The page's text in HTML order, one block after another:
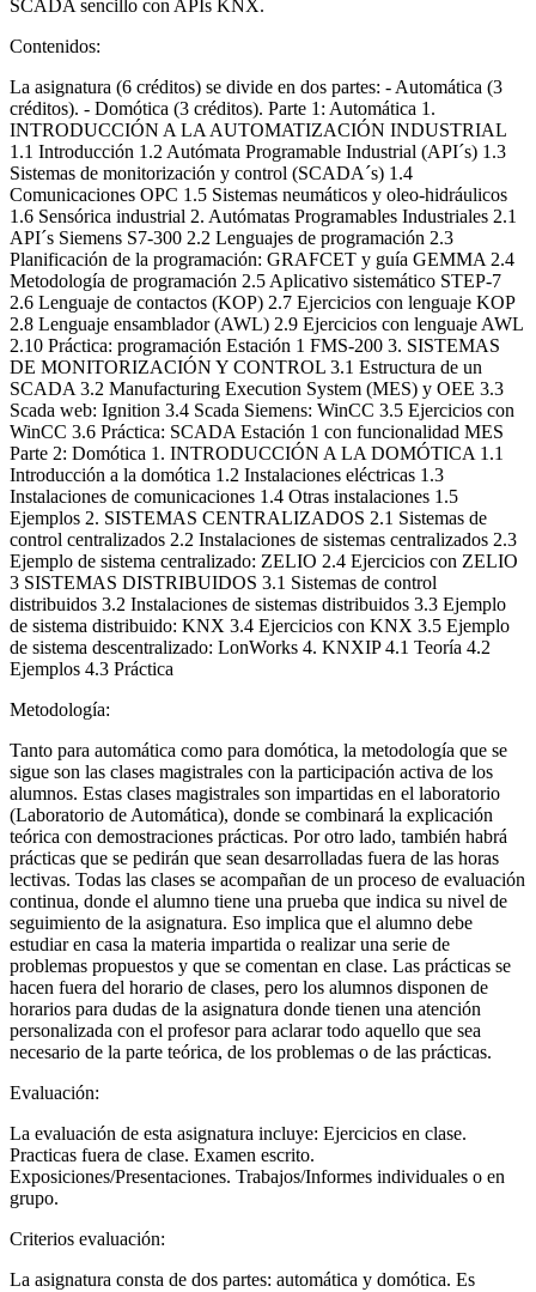
SCADA sencillo con APIs KNX.
Contenidos:
La asignatura (6 créditos) se divide en dos partes: - Automática (3
créditos). - Domótica (3 créditos). Parte 1: Automática 1.
INTRODUCCIÓN A LA AUTOMATIZACIÓN INDUSTRIAL
1.1 Introducción 1.2 Autómata Programable Industrial (API´s) 1.3
Sistemas de monitorización y control (SCADA´s) 1.4
Comunicaciones OPC 1.5 Sistemas neumáticos y oleo-hidráulicos
1.6 Sensórica industrial 2. Autómatas Programables Industriales 2.1
API´s Siemens S7-300 2.2 Lenguajes de programación 2.3
Planificación de la programación: GRAFCET y guía GEMMA 2.4
Metodología de programación 2.5 Aplicativo sistemático STEP-7
2.6 Lenguaje de contactos (KOP) 2.7 Ejercicios con lenguaje KOP
2.8 Lenguaje ensamblador (AWL) 2.9 Ejercicios con lenguaje AWL
2.10 Práctica: programación Estación 1 FMS-200 3. SISTEMAS
DE MONITORIZACIÓN Y CONTROL 3.1 Estructura de un
SCADA 3.2 Manufacturing Execution System (MES) y OEE 3.3
Scada web: Ignition 3.4 Scada Siemens: WinCC 3.5 Ejercicios con
WinCC 3.6 Práctica: SCADA Estación 1 con funcionalidad MES
Parte 2: Domótica 1. INTRODUCCIÓN A LA DOMÓTICA 1.1
Introducción a la domótica 1.2 Instalaciones eléctricas 1.3
Instalaciones de comunicaciones 1.4 Otras instalaciones 1.5
Ejemplos 2. SISTEMAS CENTRALIZADOS 2.1 Sistemas de
control centralizados 2.2 Instalaciones de sistemas centralizados 2.3
Ejemplo de sistema centralizado: ZELIO 2.4 Ejercicios con ZELIO
3 SISTEMAS DISTRIBUIDOS 3.1 Sistemas de control
distribuidos 3.2 Instalaciones de sistemas distribuidos 3.3 Ejemplo
de sistema distribuido: KNX 3.4 Ejercicios con KNX 3.5 Ejemplo
de sistema descentralizado: LonWorks 4. KNXIP 4.1 Teoría 4.2
Ejemplos 4.3 Práctica
Metodología:
Tanto para automática como para domótica, la metodología que se
sigue son las clases magistrales con la participación activa de los
alumnos. Estas clases magistrales son impartidas en el laboratorio
(Laboratorio de Automática), donde se combinará la explicación
teórica con demostraciones prácticas. Por otro lado, también habrá
prácticas que se pedirán que sean desarrolladas fuera de las horas
lectivas. Todas las clases se acompañan de un proceso de evaluación
continua, donde el alumno tiene una prueba que indica su nivel de
seguimiento de la asignatura. Eso implica que el alumno debe
estudiar en casa la materia impartida o realizar una serie de
problemas propuestos y que se comentan en clase. Las prácticas se
hacen fuera del horario de clases, pero los alumnos disponen de
horarios para dudas de la asignatura donde tienen una atención
personalizada con el profesor para aclarar todo aquello que sea
necesario de la parte teórica, de los problemas o de las prácticas.
Evaluación:
La evaluación de esta asignatura incluye: Ejercicios en clase.
Practicas fuera de clase. Examen escrito.
Exposiciones/Presentaciones. Trabajos/Informes individuales o en
grupo.
Criterios evaluación:
La asignatura consta de dos partes: automática y domótica. Es